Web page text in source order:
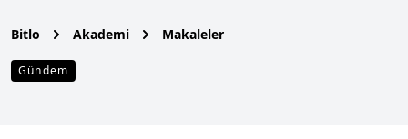
Bitlo Akademi Makaleler
Gündem